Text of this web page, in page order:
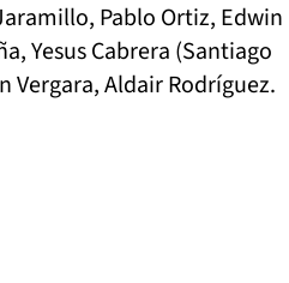
Pablo Ortiz, Edwin
Yesus Cabrera (Santiago
Vergara, Aldair Rodríguez.